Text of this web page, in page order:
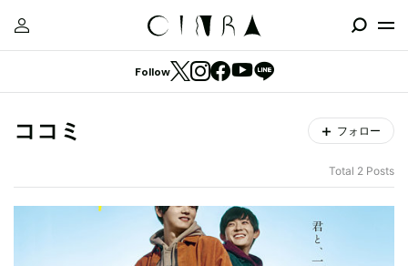
Follow
ココミ フォロー
Total 2 Posts